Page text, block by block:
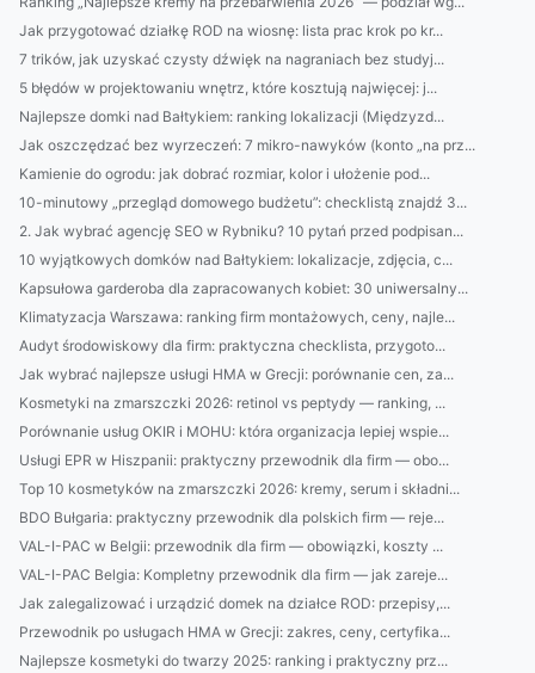
Jak przygotować działkę ROD na wiosnę: lista prac krok po kr...
7 trików, jak uzyskać czysty dźwięk na nagraniach bez studyj...
5 błędów w projektowaniu wnętrz, które kosztują najwięcej: j...
Najlepsze domki nad Bałtykiem: ranking lokalizacji (Międzyzd...
Jak oszczędzać bez wyrzeczeń: 7 mikro-nawyków (konto „na prz...
Kamienie do ogrodu: jak dobrać rozmiar, kolor i ułożenie pod...
10-minutowy „przegląd domowego budżetu”: checklistą znajdź 3...
2. Jak wybrać agencję SEO w Rybniku? 10 pytań przed podpisan...
10 wyjątkowych domków nad Bałtykiem: lokalizacje, zdjęcia, c...
Kapsułowa garderoba dla zapracowanych kobiet: 30 uniwersalny...
Klimatyzacja Warszawa: ranking firm montażowych, ceny, najle...
Audyt środowiskowy dla firm: praktyczna checklista, przygoto...
Jak wybrać najlepsze usługi HMA w Grecji: porównanie cen, za...
Kosmetyki na zmarszczki 2026: retinol vs peptydy — ranking, ...
Porównanie usług OKIR i MOHU: która organizacja lepiej wspie...
Usługi EPR w Hiszpanii: praktyczny przewodnik dla firm — obo...
Top 10 kosmetyków na zmarszczki 2026: kremy, serum i składni...
BDO Bułgaria: praktyczny przewodnik dla polskich firm — reje...
VAL-I-PAC w Belgii: przewodnik dla firm — obowiązki, koszty ...
VAL-I-PAC Belgia: Kompletny przewodnik dla firm — jak zareje...
Jak zalegalizować i urządzić domek na działce ROD: przepisy,...
Przewodnik po usługach HMA w Grecji: zakres, ceny, certyfika...
Najlepsze kosmetyki do twarzy 2025: ranking i praktyczny prz...